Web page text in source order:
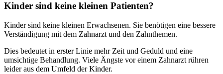
Kinder sind keine kleinen Patienten?
Kinder sind keine kleinen Erwachsenen. Sie benötigen eine bessere
Verständigung mit dem Zahnarzt und den Zahnthemen.
Dies bedeutet in erster Linie mehr Zeit und Geduld und eine
umsichtige Behandlung. Viele Ängste vor einem Zahnarzt rühren
leider aus dem Umfeld der Kinder.